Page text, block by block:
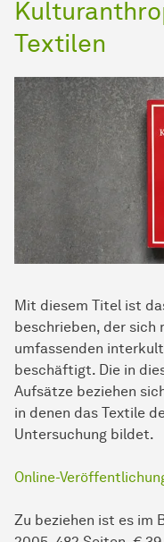
Textilen
Mit diesem Titel ist
beschrieben, der sich
umfassenden
beschäftigt. Die in
Aufsätze beziehen
in denen das Textile
Untersuchung bildet.
Online-Veröffentlichung
Zu beziehen ist es im